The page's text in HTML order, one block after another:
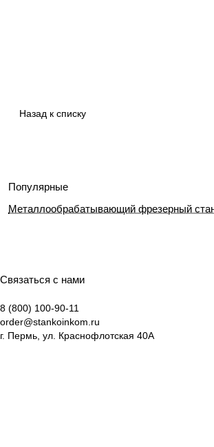
Назад к списку
Популярные
Металлообрабатывающий фрезерный
Связаться с нами
8 (800) 100-90-11
order@stankoinkom.ru
г. Пермь, ул. Краснофлотская 40А